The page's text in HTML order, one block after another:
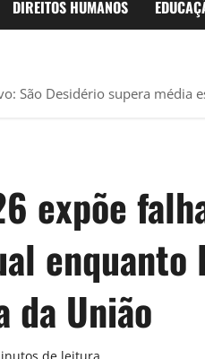
DIREITOS HUMANOS
São Desidério supera
expõe
da União